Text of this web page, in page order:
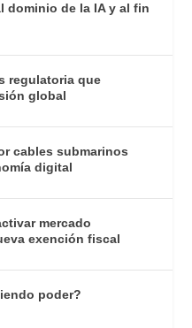
dominio de la IA y al fin
regulatoria que
global
cables submarinos
digital
mercado
exención fiscal
poder?